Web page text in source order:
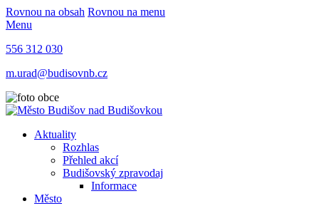
Rovnou na obsah Rovnou na menu
Menu
556 312 030
m.urad@budisovnb.cz
Aktuality
Rozhlas
Přehled akcí
Budišovský zpravodaj
Informace
Město